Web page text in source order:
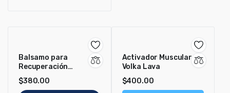
Balsamo para
Recuperación
Muscular Volka Kráter
$380.00
Activador Muscular
Volka Lava
$400.00